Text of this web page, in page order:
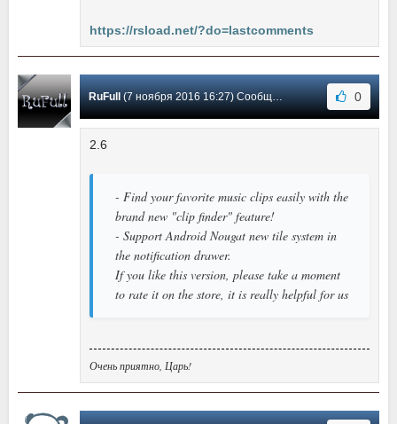
https://rsload.net/?do=lastcomments
RuFull (7 ноября 2016 16:27) Сообщение #28 0
2.6
- Find your favorite music clips easily with the
brand new "clip finder" feature!
- Support Android Nougat new tile system in
the notification drawer.
If you like this version, please take a moment
to rate it on the store, it is really helpful for us
Очень приятно, Царь!